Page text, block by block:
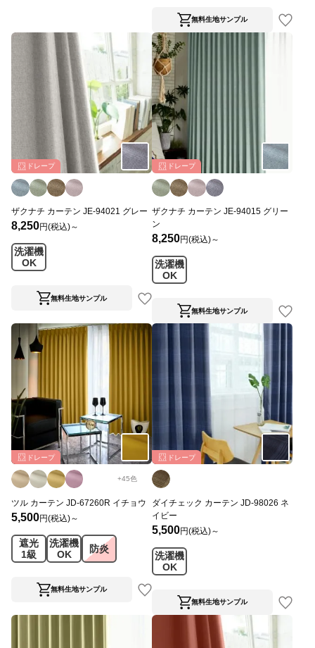
無料生地サンプル
ドレープ
ザクナチ カーテン JE-94021 グレー
8,250円(税込)～
洗濯機
OK
無料生地サンプル
ドレープ
ザクナチ カーテン JE-94015 グリー
ン
8,250円(税込)～
洗濯機
OK
無料生地サンプル
ドレープ
+45色
ツル カーテン JD-67260R イチョウ
5,500円(税込)～
遮光
1級
洗濯機
OK
防炎
無料生地サンプル
ドレープ
ダイチェック カーテン JD-98026 ネ
イビー
5,500円(税込)～
洗濯機
OK
無料生地サンプル